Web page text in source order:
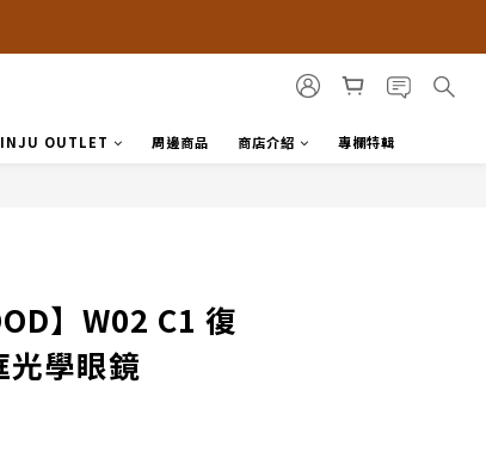
OUTLET 周邊商品 商店介紹 專欄特輯
】W02 C1 復
光學眼鏡